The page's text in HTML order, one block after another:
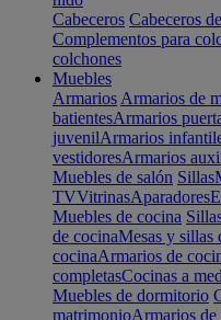
Cabeceros Cabeceros
Complementos para
colchones
Muebles
Armarios Armarios de
batientesArmarios
juvenilArmarios
vestidoresArmarios
Muebles de salón Sillas
TVVitrinasAparadores
Muebles de cocina
de cocinaMesas y sillas
cocinaArmarios de
completasCocinas a
Muebles de dormitorio
matrimonioArmarios